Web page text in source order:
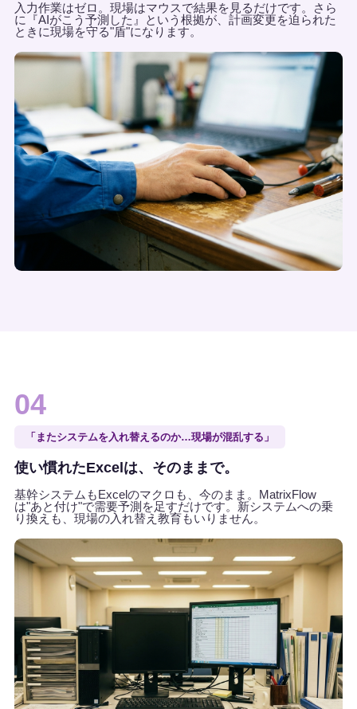
入力作業はゼロ。現場はマウスで結果を見るだけです。さら
に『AIがこう予測した』という根拠が、計画変更を迫られた
ときに現場を守る"盾"になります。
04
「またシステムを入れ替えるのか…現場が混乱する」
使い慣れたExcelは、そのままで。
基幹システムもExcelのマクロも、今のまま。MatrixFlow
は"あと付け"で需要予測を足すだけです。新システムへの乗
り換えも、現場の入れ替え教育もいりません。